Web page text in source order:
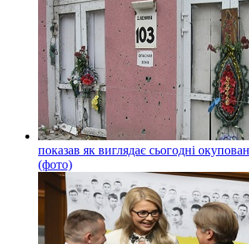
показав як виглядає сьогодні
(фото)